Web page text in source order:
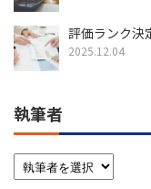
評価ランク決
2025.12.04
執筆者